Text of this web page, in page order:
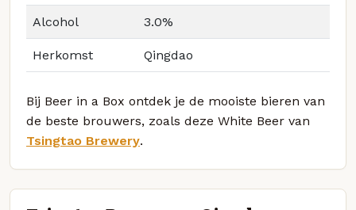
Alcohol 3.0%
Herkomst Qingdao
Bij Beer in a Box ontdek je de mooiste bieren van
de beste brouwers, zoals deze White Beer van
Tsingtao Brewery.